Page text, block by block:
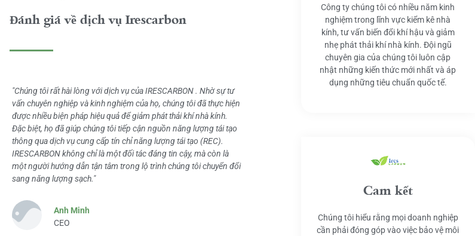
Đánh giá về dịch vụ Irescarbon
"Chúng tôi rất hài lòng với dịch vụ của IRESCARBON . Nhờ sự tư
vấn chuyên nghiệp và kinh nghiệm của họ, chúng tôi đã thực hiện
được nhiều biện pháp hiệu quả để giảm phát thải khí nhà kính.
Đặc biệt, họ đã giúp chúng tôi tiếp cận nguồn năng lượng tái tạo
thông qua dịch vụ cung cấp tín chỉ năng lượng tái tạo (REC).
IRESCARBON không chỉ là một đối tác đáng tin cậy, mà còn là
một người hướng dẫn tận tâm trong lộ trình chúng tôi chuyển đổi
sang năng lượng sạch."
Anh Minh
CEO
Công ty chúng tôi có nhiều năm kinh
nghiệm trong lĩnh vực kiểm kê nhà
kính, tư vấn biến đổi khí hậu và giảm
nhẹ phát thải khí nhà kính. Đội ngũ
chuyên gia của chúng tôi luôn cập
nhật những kiến thức mới nhất và áp
dụng những tiêu chuẩn quốc tế.
Cam kết
Chúng tôi hiểu rằng mọi doanh nghiệp
cần phải đóng góp vào việc bảo vệ môi